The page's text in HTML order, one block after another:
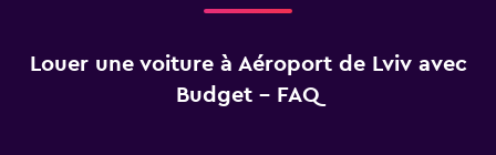
Louer une voiture à Aéroport de Lviv avec
Budget - FAQ